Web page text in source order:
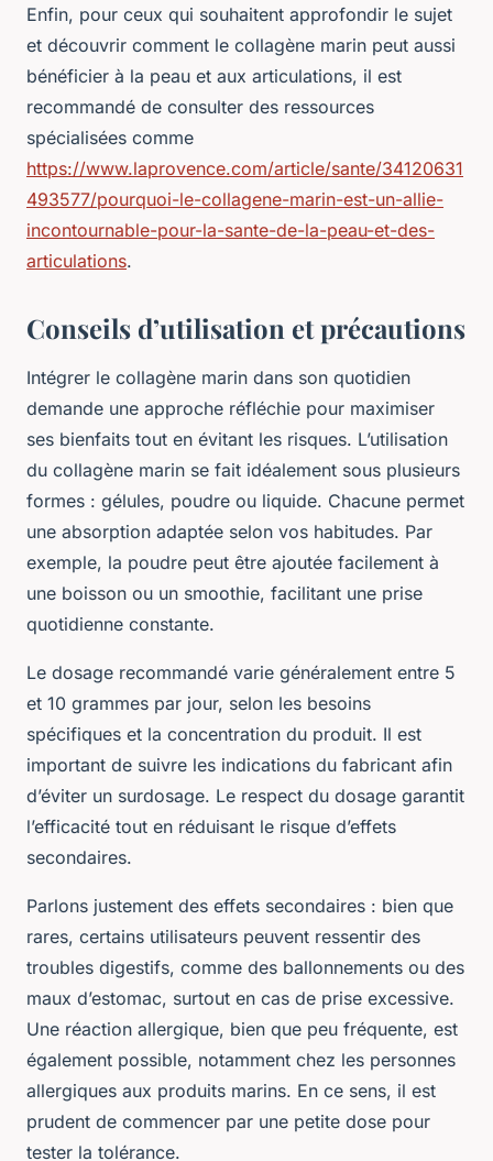
Enfin, pour ceux qui souhaitent approfondir le sujet
et découvrir comment le collagène marin peut aussi
bénéficier à la peau et aux articulations, il est
recommandé de consulter des ressources
spécialisées comme
https://www.laprovence.com/article/sante/34120631
493577/pourquoi-le-collagene-marin-est-un-allie-
incontournable-pour-la-sante-de-la-peau-et-des-
articulations.
Conseils d’utilisation et précautions
Intégrer le collagène marin dans son quotidien
demande une approche réfléchie pour maximiser
ses bienfaits tout en évitant les risques. L’utilisation
du collagène marin se fait idéalement sous plusieurs
formes : gélules, poudre ou liquide. Chacune permet
une absorption adaptée selon vos habitudes. Par
exemple, la poudre peut être ajoutée facilement à
une boisson ou un smoothie, facilitant une prise
quotidienne constante.
Le dosage recommandé varie généralement entre 5
et 10 grammes par jour, selon les besoins
spécifiques et la concentration du produit. Il est
important de suivre les indications du fabricant afin
d’éviter un surdosage. Le respect du dosage garantit
l’efficacité tout en réduisant le risque d’effets
secondaires.
Parlons justement des effets secondaires : bien que
rares, certains utilisateurs peuvent ressentir des
troubles digestifs, comme des ballonnements ou des
maux d’estomac, surtout en cas de prise excessive.
Une réaction allergique, bien que peu fréquente, est
également possible, notamment chez les personnes
allergiques aux produits marins. En ce sens, il est
prudent de commencer par une petite dose pour
tester la tolérance.